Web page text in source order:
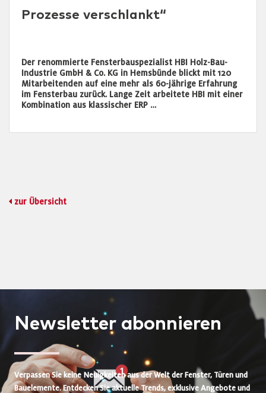
Prozesse verschlankt“
Der renommierte Fensterbauspezialist HBI Holz-Bau-
Industrie GmbH & Co. KG in Hemsbünde blickt mit 120
Mitarbeitenden auf eine mehr als 60-jährige Erfahrung
im Fensterbau zurück. Lange Zeit arbeitete HBI mit einer
Kombination aus klassischer ERP …
zur Übersicht
Newsletter abonnieren
Verpassen Sie keine Neuigkeiten aus der Welt der Fenster, Türen und
Bauelemente. Entdecken Sie aktuelle Trends, exklusive Angebote und